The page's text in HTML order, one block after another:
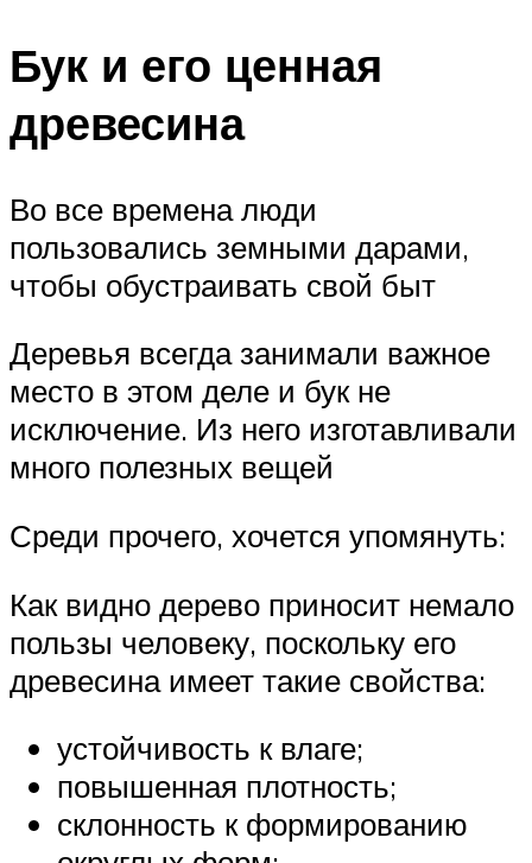
Бук и его ценная
древесина
Во все времена люди
пользовались земными дарами,
чтобы обустраивать свой быт
Деревья всегда занимали важное
место в этом деле и бук не
исключение. Из него изготавливали
много полезных вещей
Среди прочего, хочется упомянуть:
Как видно дерево приносит немало
пользы человеку, поскольку его
древесина имеет такие свойства:
устойчивость к влаге;
повышенная плотность;
склонность к формированию